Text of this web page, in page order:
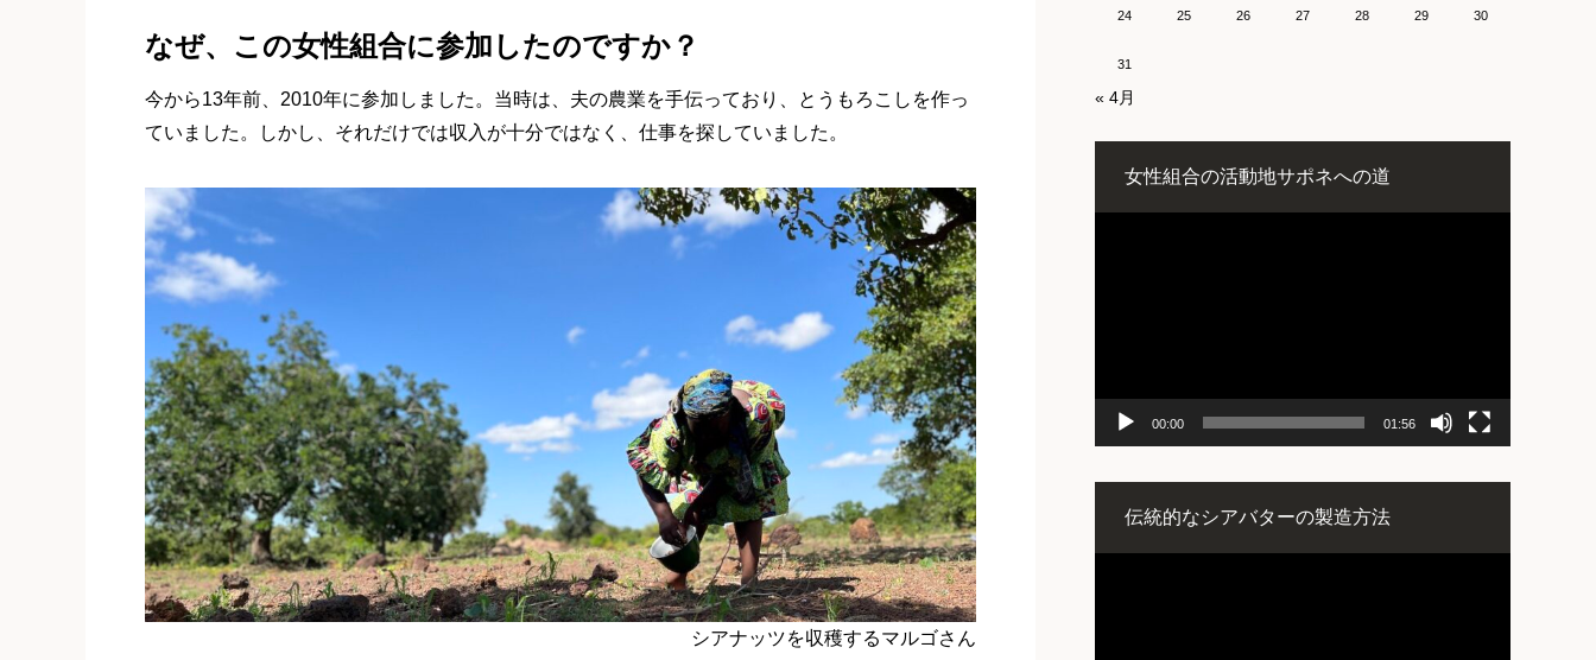
なぜ、この女性組合に参加したのですか？
今から13年前、2010年に参加しました。当時は、夫の農業を手伝っており、とうもろこしを作っ
ていました。しかし、それだけでは収入が十分ではなく、仕事を探していました。
シアナッツを収穫するマルゴさん
24 25 26 27 28 29 30
31
« 4月
女性組合の活動地サポネへの道
00:00 01:56
伝統的なシアバターの製造方法